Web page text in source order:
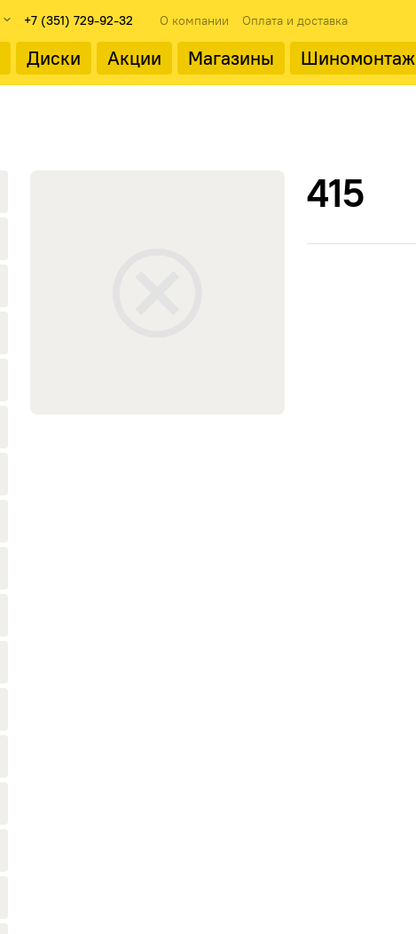
+7 (351) 729-92-32 О компании Оплата и доставка
Диски Акции Магазины Шиномонтаж
415